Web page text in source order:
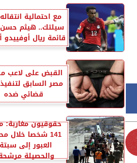
مع احتمالية
سيلتك.. هيثم حسن
قائمة ريال أوفييدو
القبض على لاعب
مصر السابق
قضائي ضده
حقوقيون مغاربة:
141 شخصا خلال
العبور إلى
والحصيلة